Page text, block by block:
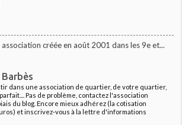
créée en août 2001 dans les 9e et...
dans une association de quartier, de votre quartier,
Pas de problème, contactez l'association
du blog. Encore mieux adhérez (la cotisation
et inscrivez-vous à la lettre d'informations